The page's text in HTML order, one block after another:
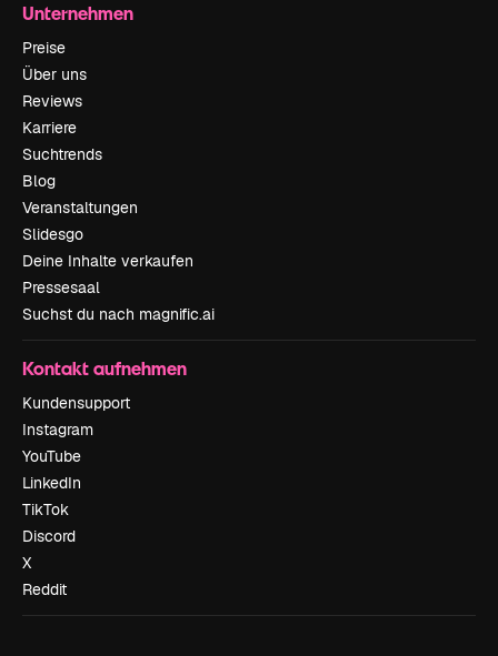
Unternehmen
Preise
Über uns
Reviews
Karriere
Suchtrends
Blog
Veranstaltungen
Slidesgo
Deine Inhalte verkaufen
Pressesaal
Suchst du nach magnific.ai
Kontakt aufnehmen
Kundensupport
Instagram
YouTube
LinkedIn
TikTok
Discord
X
Reddit